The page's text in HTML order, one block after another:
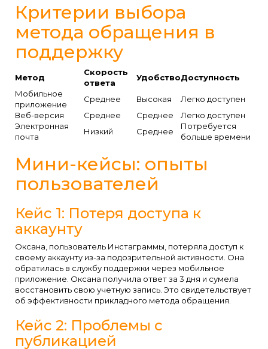
Критерии выбора
метода обращения в
поддержку
Метод
Скорость
ответа
УдобствоДоступность
Мобильное
приложение
Среднее Высокая
Легко доступен
Веб-версия
Среднее Среднее
Легко доступен
Электронная
почта
Низкий Среднее
Потребуется
больше времени
Мини-кейсы: опыты
пользователей
Кейс 1: Потеря доступа к
аккаунту
Оксана, пользователь Инстаграммы, потеряла доступ к
своему аккаунту из-за подозрительной активности. Она
обратилась в службу поддержки через мобильное
приложение. Оксана получила ответ за 3 дня и сумела
восстановить свою учетную запись. Это свидетельствует
об эффективности прикладного метода обращения.
Кейс 2: Проблемы с
публикацией